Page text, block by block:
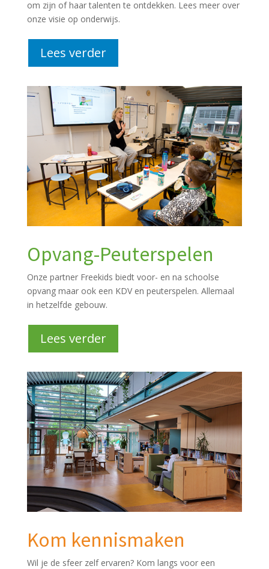
om zijn of haar talenten te ontdekken. Lees meer over
onze visie op onderwijs.
Lees verder
Opvang-Peuterspelen
Onze partner Freekids biedt voor- en na schoolse
opvang maar ook een KDV en peuterspelen. Allemaal
in hetzelfde gebouw.
Lees verder
Kom kennismaken
Wil je de sfeer zelf ervaren? Kom langs voor een